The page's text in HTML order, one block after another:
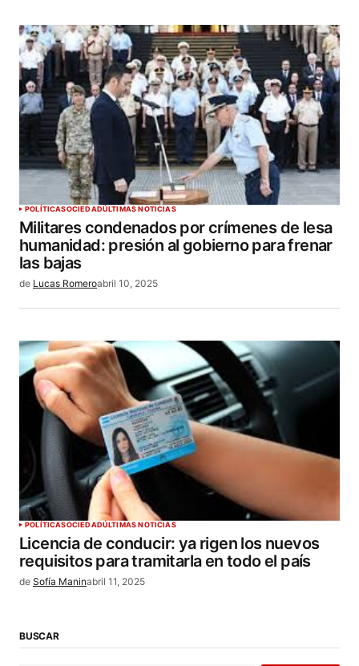
POLÍTICASOCIEDADÚLTIMAS NOTICIAS
Militares condenados por crímenes de lesa
humanidad: presión al gobierno para frenar
las bajas
de Lucas Romeroabril 10, 2025
POLÍTICASOCIEDADÚLTIMAS NOTICIAS
Licencia de conducir: ya rigen los nuevos
requisitos para tramitarla en todo el país
de Sofía Maninabril 11, 2025
BUSCAR